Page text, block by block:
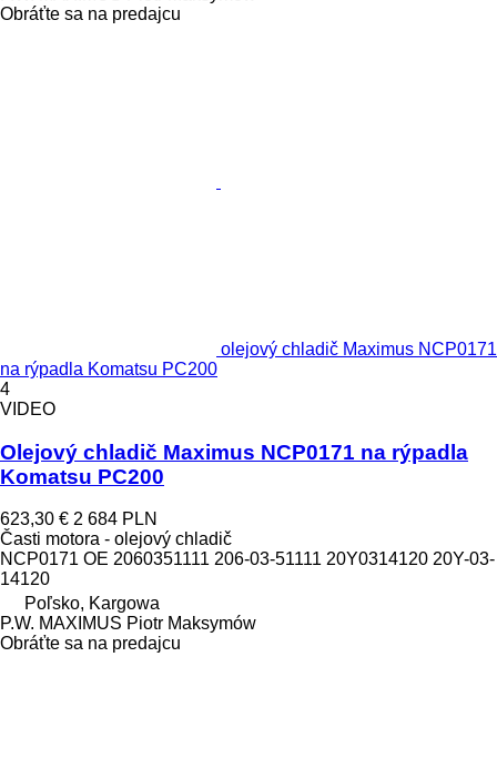
Obráťte sa na predajcu
olejový chladič Maximus NCP0171
na rýpadla Komatsu PC200
4
VIDEO
Olejový chladič Maximus NCP0171 na rýpadla
Komatsu PC200
623,30 € 2 684 PLN
Časti motora - olejový chladič
NCP0171 OE 2060351111 206-03-51111 20Y0314120 20Y-03-
14120
Poľsko, Kargowa
P.W. MAXIMUS Piotr Maksymów
Obráťte sa na predajcu